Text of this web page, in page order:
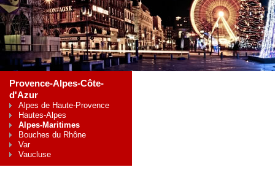
Provence-Alpes-Côte-
d'Azur
Alpes de Haute-Provence
Hautes-Alpes
Alpes-Maritimes
Bouches du Rhône
Var
Vaucluse